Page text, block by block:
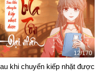
12/170
khi chuyển kiếp nhặt được